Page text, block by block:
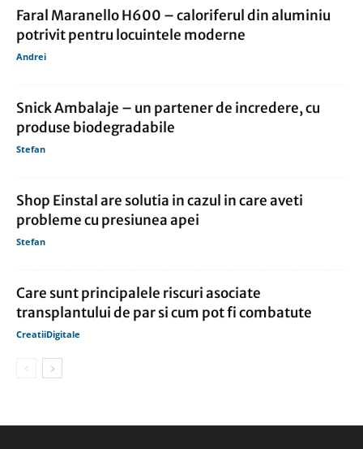
Faral Maranello H600 – caloriferul din aluminiu
potrivit pentru locuintele moderne
Andrei
Snick Ambalaje – un partener de incredere, cu
produse biodegradabile
Stefan
Shop Einstal are solutia in cazul in care aveti
probleme cu presiunea apei
Stefan
Care sunt principalele riscuri asociate
transplantului de par si cum pot fi combatute
CreatiiDigitale